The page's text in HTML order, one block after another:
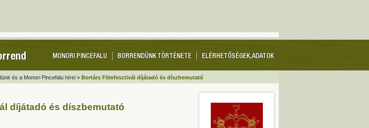
ELÉRHETŐSÉGEK, ADATOK
BORRENDÜNK TÖRTÉNETE
MONORI PINCEFALU
és a Monori Pincefalu hírei » Bortárs Filmfesztivál díjátadó és díszbemutató
díjátadó és díszbemutató